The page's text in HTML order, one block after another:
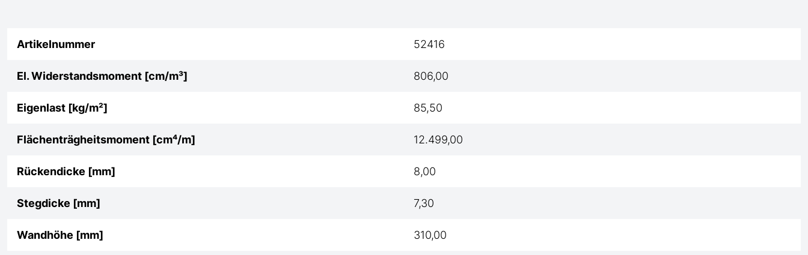
Artikelnummer 52416
El. Widerstandsmoment [cm/m³] 806,00
Eigenlast [kg/m²] 85,50
Flächenträgheitsmoment [cm⁴/m] 12.499,00
Rückendicke [mm] 8,00
Stegdicke [mm] 7,30
Wandhöhe [mm] 310,00